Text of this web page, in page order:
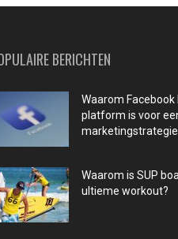
BERICHTEN
Waarom Facebook
platform is voor
marketingstrategie
Waarom is SUP
ultieme workout?